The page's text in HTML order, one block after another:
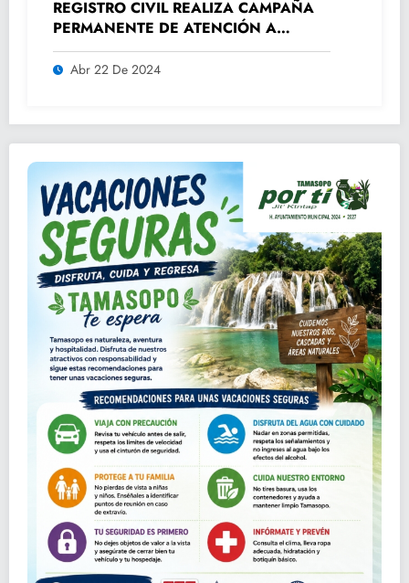
REGISTRO CIVIL REALIZA CAMPAÑA
PERMANENTE DE ATENCIÓN A
ADULTOS MAYORES.
Abr 22 De 2024